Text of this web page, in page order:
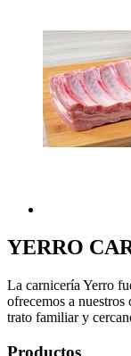
YERRO
La carnicería Yerro
ofrecemos a
trato familiar y
Productos